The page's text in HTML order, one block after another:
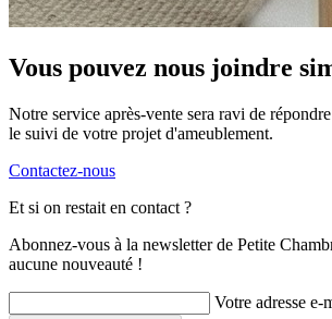
Vous pouvez nous joindre
Notre service après-vente sera ravi de
le suivi de votre projet d'ameublement.
Contactez-nous
Et si on restait en contact ?
Abonnez-vous à la newsletter de Petite
aucune nouveauté !
Votre adresse e-